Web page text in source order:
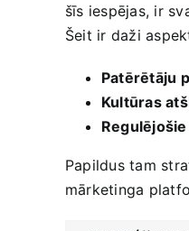
šīs iespējas, ir
Šeit ir daži
Patērētāju
Kultūras
Papildus tam
mārketinga